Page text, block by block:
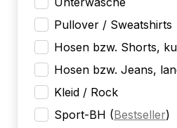
Pullover / Sweatshirts
Hosen bzw. Shorts,
Hosen bzw. Jeans,
Kleid / Rock
Sport-BH (Bestseller)